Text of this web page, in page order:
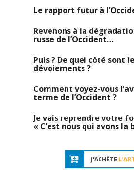
Le rapport futur à
Revenons à la
russe de l’Occident…
Puis ? De quel côté sont
dévoiements ?
Comment voyez-vous
terme de l’Occident ?
Je vais reprendre votre
« C’est nous qui avons la
J'ACHÈTE